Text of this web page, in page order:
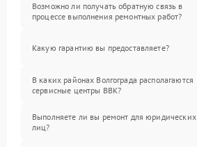
Возможно ли получать обратную связь в
процессе выполнения ремонтных работ?
Какую гарантию вы предоставляете?
В каких районах Волгограда располагаются
сервисные центры BBK?
Выполняете ли вы ремонт для юридических
лиц?